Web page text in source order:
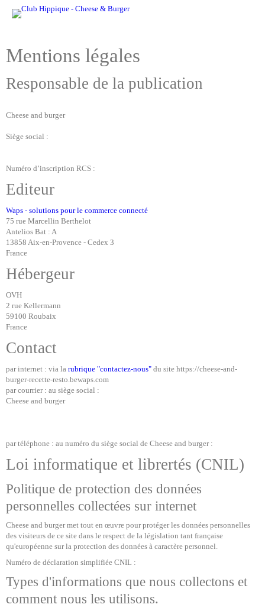
Mentions légales
Responsable de la publication
Cheese and burger
Siège social :
Numéro d’inscription RCS :
Editeur
Waps - solutions pour le commerce connecté
75 rue Marcellin Berthelot
Antelios Bat : A
13858 Aix-en-Provence - Cedex 3
France
Hébergeur
OVH
2 rue Kellermann
59100 Roubaix
France
Contact
par internet : via la rubrique "contactez-nous" du site https://cheese-and-
burger-recette-resto.bewaps.com
par courrier : au siège social :
Cheese and burger
par téléphone : au numéro du siège social de Cheese and burger :
Loi informatique et librertés (CNIL)
Politique de protection des données
personnelles collectées sur internet
Cheese and burger met tout en œuvre pour protéger les données personnelles
des visiteurs de ce site dans le respect de la législation tant française
qu'européenne sur la protection des données à caractère personnel.
Numéro de déclaration simplifiée CNIL :
Types d'informations que nous collectons et
comment nous les utilisons.